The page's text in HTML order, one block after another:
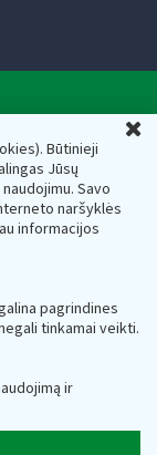
Būtinieji
Jūsų
Savo
naršyklės
informacijos
pagrindines
tinkamai veikti.
ir
el.paštas:
Lietuvos
Juridinių